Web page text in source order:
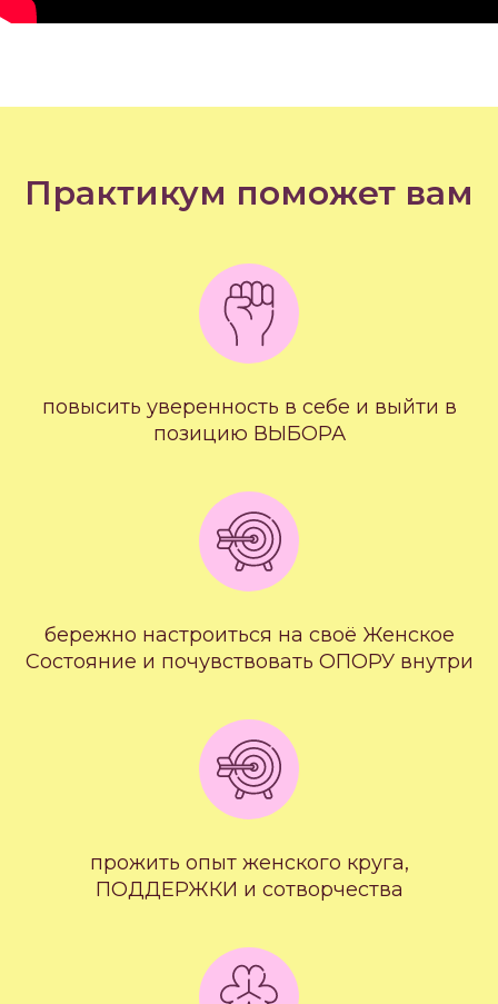
Практикум поможет вам
повысить уверенность в себе и выйти в
позицию ВЫБОРА
бережно настроиться на своё Женское
Состояние и почувствовать ОПОРУ внутри
прожить опыт женского круга,
ПОДДЕРЖКИ и сотворчества